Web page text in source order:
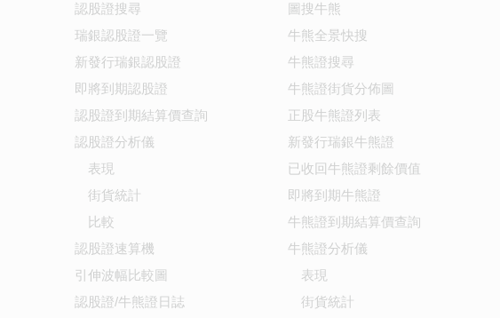
認股證搜尋
瑞銀認股證一覽
新發行瑞銀認股證
即將到期認股證
認股證到期結算價查詢
認股證分析儀
表現
街貨統計
比較
認股證速算機
引伸波幅比較圖
認股證/牛熊證日誌
圖搜牛熊
牛熊全景快搜
牛熊證搜尋
牛熊證街貨分佈圖
正股牛熊證列表
新發行瑞銀牛熊證
已收回牛熊證剩餘價值
即將到期牛熊證
牛熊證到期結算價查詢
牛熊證分析儀
表現
街貨統計